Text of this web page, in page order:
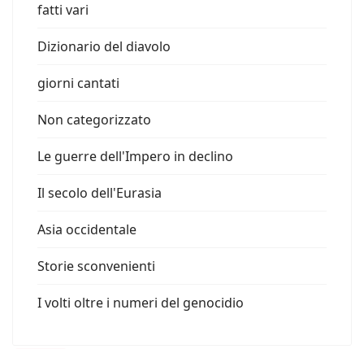
fatti vari
Dizionario del diavolo
giorni cantati
Non categorizzato
Le guerre dell'Impero in declino
Il secolo dell'Eurasia
Asia occidentale
Storie sconvenienti
I volti oltre i numeri del genocidio